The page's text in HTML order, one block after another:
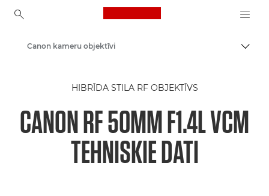
Canon Logo, back to
Canon kameru objektīvi
HIBRĪDA STILA RF OBJEKTĪVS
CANON RF 50MM F1.4L VCM
TEHNISKIE DATI